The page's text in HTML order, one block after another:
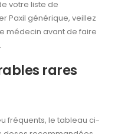
votre liste de
Paxil générique, veillez
médecin avant de faire
rares
fréquents, le tableau ci-